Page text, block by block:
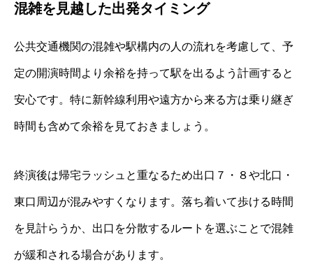
混雑を見越した出発タイミング
公共交通機関の混雑や駅構内の人の流れを考慮して、予
定の開演時間より余裕を持って駅を出るよう計画すると
安心です。特に新幹線利用や遠方から来る方は乗り継ぎ
時間も含めて余裕を見ておきましょう。
終演後は帰宅ラッシュと重なるため出口７・８や北口・
東口周辺が混みやすくなります。落ち着いて歩ける時間
を見計らうか、出口を分散するルートを選ぶことで混雑
が緩和される場合があります。